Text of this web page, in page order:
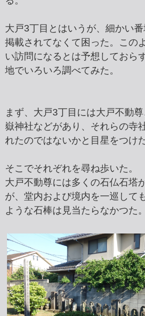
大戸3丁目とはいうが、細かい
掲載されてなくて困った。この
い訪問になるとは予想しておら
地でいろいろ調べてみた。
まず、大戸3丁目には大戸不動
嶽神社などがあり、それらの寺
れたのではないかと目星をつけた
そこでそれぞれを尋ね歩いた。
大戸不動尊には多くの石仏石塔
が、堂内および境内を一巡して
ような石棒は見当たらなかつた。